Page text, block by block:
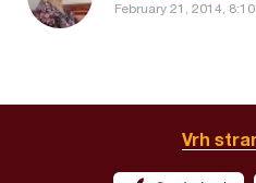
February 21, 2014,
Vrh